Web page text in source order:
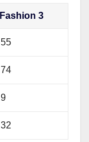
Fashion 3
55
74
9
32